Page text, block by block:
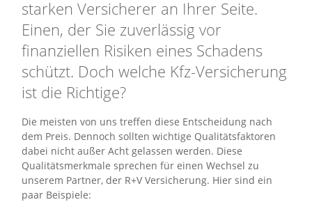
starken Versicherer an Ihrer Seite.
Einen, der Sie zuverlässig vor
finanziellen Risiken eines Schadens
schützt. Doch welche Kfz-Versicherung
ist die Richtige?
Die meisten von uns treffen diese Entscheidung nach
dem Preis. Dennoch sollten wichtige Qualitätsfaktoren
dabei nicht außer Acht gelassen werden. Diese
Qualitätsmerkmale sprechen für einen Wechsel zu
unserem Partner, der R+V Versicherung. Hier sind ein
paar Beispiele: